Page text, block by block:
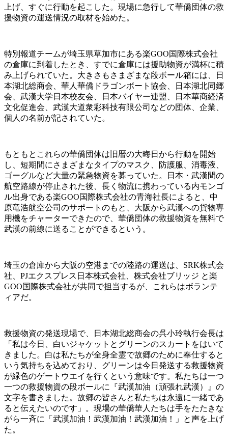
上げ、すぐに行動を起こした。現場に急行して華僑団体の救
援物資の運送情況の取材を始めた。
特別報道チームが埼玉県草加市にある楽GOO国際株式会社
の倉庫に到着したとき、すでに倉庫には援助物資が満杯に積
み上げられていた。大きさもさまざまな段ボール箱には、日
本湖北総商会、華人華僑ドラゴンボート協会、日本湖北同郷
会、武漢大学日本校友会、日本バイヤー連盟、日本華商経済
文化促進会、武漢大道衆彩科技有限公司などの団体、企業、
個人の名前が記されていた。
もともとこれらの華僑団体は旧暦の大晦日から行動を開始
し、短期間にさまざまなタイプのマスク、防護服、消毒液、
ゴーグルなど大量の緊急物資を募っていた。日本・武漢間の
航空路線が停止された後、長く物流に携わっている内モンゴ
ル出身である楽GOO国際株式会社の青海社長によると、中
原竜浩航空公司のサポートのもと、大阪から武漢への貨物専
用機をチャーターできたので、華僑団体の救援物資を無料で
武漢の前線に送ることができるという。
埼玉の倉庫から大阪の空港までの陸路の運送は、SRK株式会
社、PJエクスプレス日本株式会社、株式会社ブリッジ と楽
GOO国際株式会社が共同で担当するが、これらはボランテ
ィアだ。
救援物資の発送現場で、日本湖北総商会の呉小玲執行会長は
「私は今日、白いジャケットとグリーンのスカートをはいて
きました。白は私たちが全身全霊で故郷のために奉仕すると
いう気持ちを込めており、グリーンは今日発送する救援物資
が緑色のゲートウエイを行くという意味です。私たちは一つ
一つの救援物資の段ボールに『武漢加油（頑張れ武漢）』の
文字を書きました。故郷の皆さんと私たちは永遠に一緒であ
ると伝えたいのです」。現場の華僑華人たちは手をたたきな
がら一斉に「武漢加油！武漢加油！武漢加油！」と声を上げ
た。